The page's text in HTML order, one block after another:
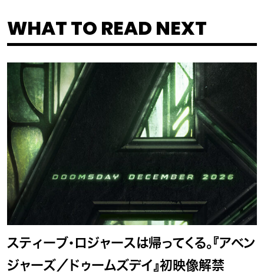
WHAT TO READ NEXT
スティーブ・ロジャースは帰ってくる。『アベン
ジャーズ／ドゥームズデイ』初映像解禁